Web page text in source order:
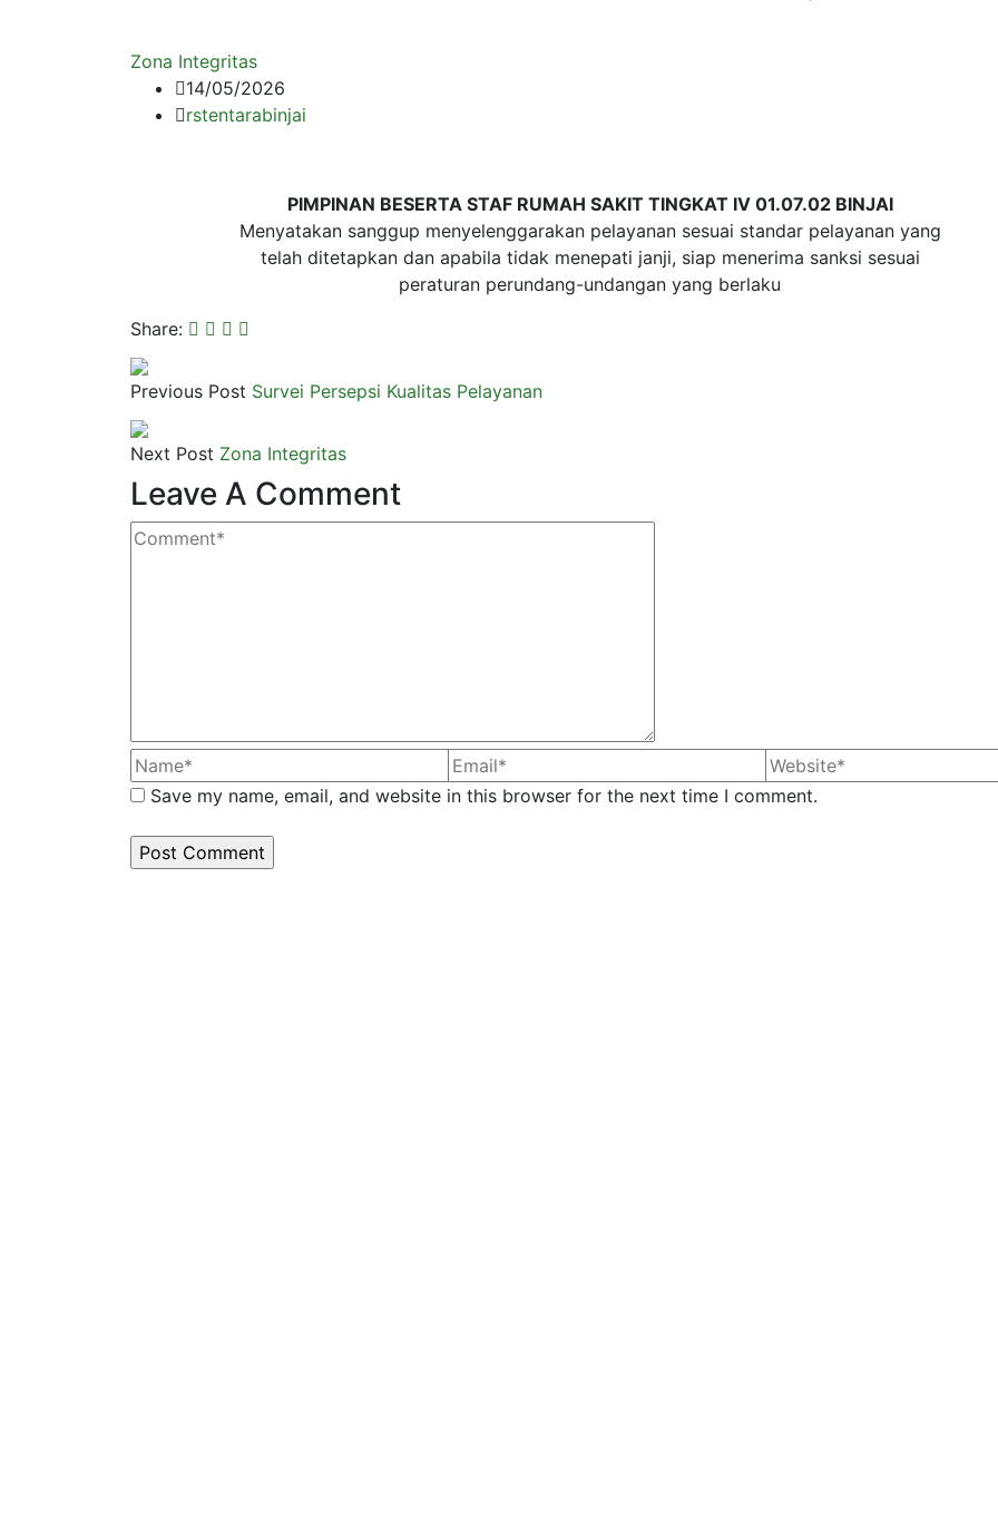
Zona Integritas
14/05/2026
rstentarabinjai
PIMPINAN BESERTA STAF RUMAH SAKIT TINGKAT IV 01.07.02 BINJAI
Menyatakan sanggup menyelenggarakan pelayanan sesuai standar pelayanan yang
telah ditetapkan dan apabila tidak menepati janji, siap menerima sanksi sesuai
peraturan perundang-undangan yang berlaku
Share:
Previous Post Survei Persepsi Kualitas Pelayanan
Next Post Zona Integritas
Leave A Comment
Save my name, email, and website in this browser for the next time I comment.